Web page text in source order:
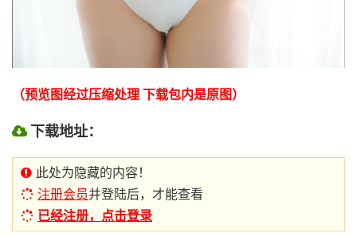
（预览图经过压缩处理 下载包内是原图）
下载地址：
此处为隐藏的内容！
注册会员并登陆后，才能查看
已经注册，点击登录